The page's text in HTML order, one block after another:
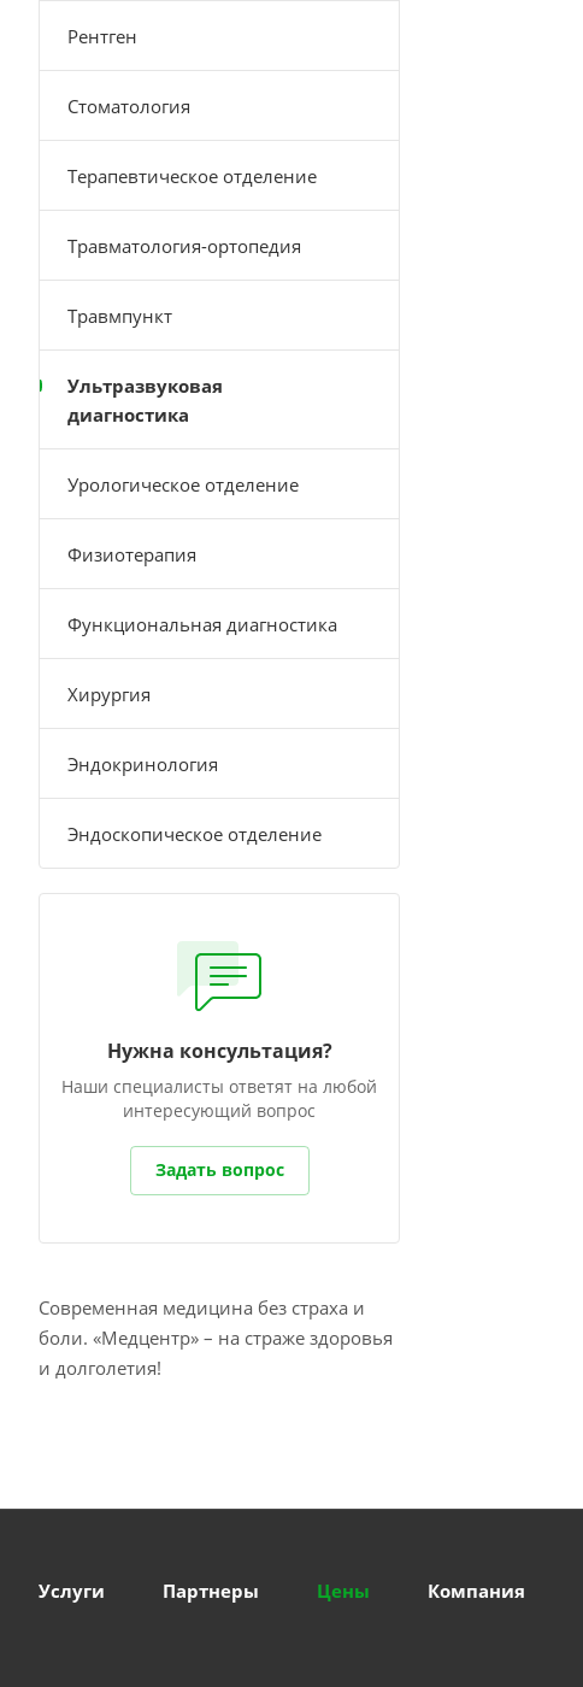
Рентген
Стоматология
Терапевтическое отделение
Травматология-ортопедия
Травмпункт
Ультразвуковая
диагностика
Урологическое отделение
Физиотерапия
Функциональная диагностика
Хирургия
Эндокринология
Эндоскопическое отделение
Нужна консультация?
Наши специалисты ответят на любой
интересующий вопрос
Задать вопрос
Современная медицина без страха и
боли. «Медцентр» – на страже здоровья
и долголетия!
Услуги Партнеры Цены Компания